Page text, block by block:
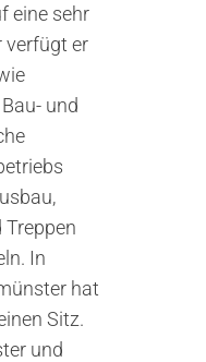
eine sehr
verfügt er
und
Treppen
In
hat
Sitz.
und